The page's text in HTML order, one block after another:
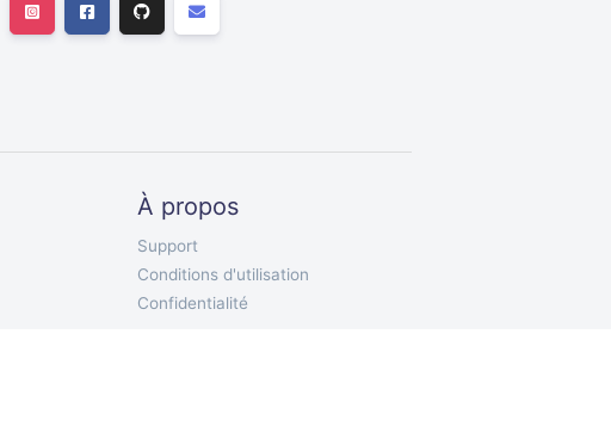
À propos
Support
Conditions d'utilisation
Confidentialité